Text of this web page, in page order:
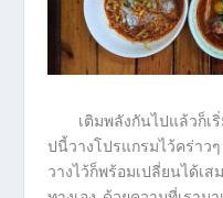
เติมพลังกันไปแล้วก็
ปนี้วางโปรแกรมไว้คร่าว
วางไว้ก็พร้อมเปลี่ยนได้